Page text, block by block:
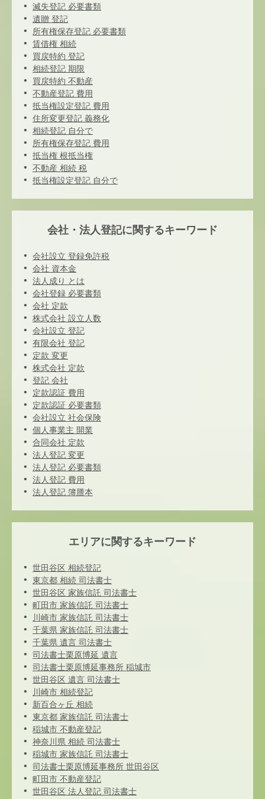
滅失登記 必要書類
遺贈 登記
所有権保存登記 必要書類
賃借権 相続
買戻特約 登記
相続登記 期限
買戻特約 不動産
不動産登記 費用
抵当権設定登記 費用
住所変更登記 義務化
相続登記 自分で
所有権保存登記 費用
抵当権 根抵当権
不動産 相続 税
抵当権設定登記 自分で
会社・法人登記に関するキーワード
会社設立 登録免許税
会社 資本金
法人成り とは
会社登録 必要書類
会社 定款
株式会社 設立人数
会社設立 登記
有限会社 登記
定款 変更
株式会社 定款
登記 会社
定款認証 費用
定款認証 必要書類
会社設立 社会保険
個人事業主 開業
合同会社 定款
法人登記 変更
法人登記 必要書類
法人登記 費用
法人登記 簿謄本
エリアに関するキーワード
世田谷区 相続登記
東京都 相続 司法書士
世田谷区 家族信託 司法書士
町田市 家族信託 司法書士
川崎市 家族信託 司法書士
千葉県 家族信託 司法書士
千葉県 遺言 司法書士
司法書士栗原博延 遺言
司法書士栗原博延事務所 稲城市
世田谷区 遺言 司法書士
川崎市 相続登記
新百合ヶ丘 相続
東京都 家族信託 司法書士
稲城市 不動産登記
神奈川県 相続 司法書士
稲城市 家族信託 司法書士
司法書士栗原博延事務所 世田谷区
町田市 不動産登記
世田谷区 法人登記 司法書士